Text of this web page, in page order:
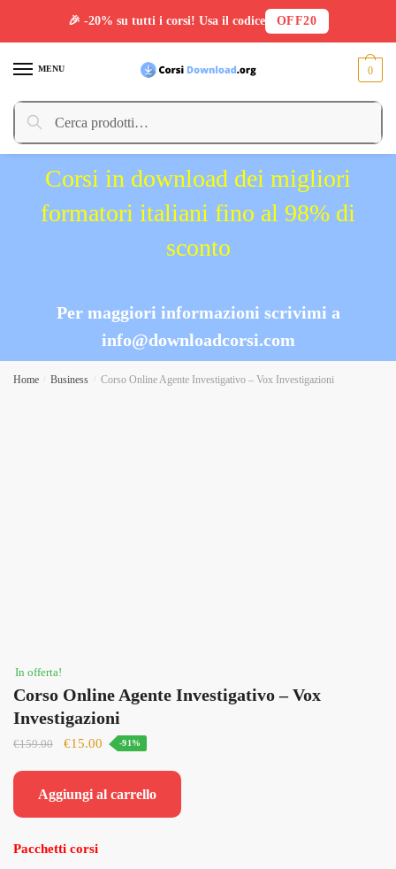
MENU
Cerca:
Cerca
0
Corsi in download dei migliori
formatori italiani fino al 98% di
sconto
Per maggiori informazioni scrivimi a
info@downloadcorsi.com
Home Business Corso Online Agente Investigativo – Vox Investigazioni
In offerta!
Corso Online Agente Investigativo – Vox
Investigazioni
€159.00
Il
era:
€15.00 Il
è:
-91%
Aggiungi al carrello
Pacchetti corsi
🎉 -20% su tutti i corsi! Usa il codice OFF20